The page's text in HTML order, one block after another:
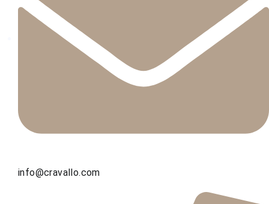
info@cravallo.com